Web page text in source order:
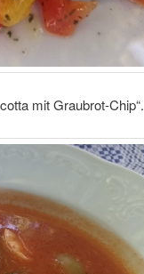
mit Graubrot-Chip“.